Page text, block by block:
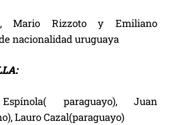
Mario Rizzoto y Emiliano
nacionalidad uruguaya
paraguayo), Juan
Lauro Cazal(paraguayo)